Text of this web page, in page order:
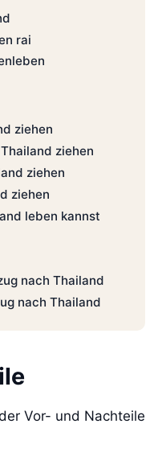
rai
ziehen
ziehen
ziehen
ziehen
leben kannst
nach Thailand
nach Thailand
Vor- und Nachteile